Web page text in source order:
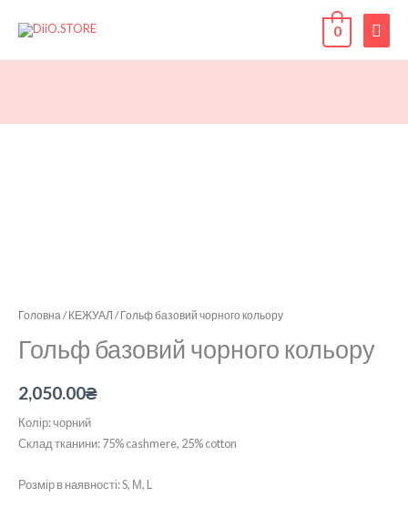
0
Головна /КЕЖУАЛ / Гольф базовий чорного кольору
Гольф базовий чорного кольору
2,050.00₴
Колір: чорний
Склад тканини: 75% cashmere, 25% cotton
Розмір в наявності: S, М, L